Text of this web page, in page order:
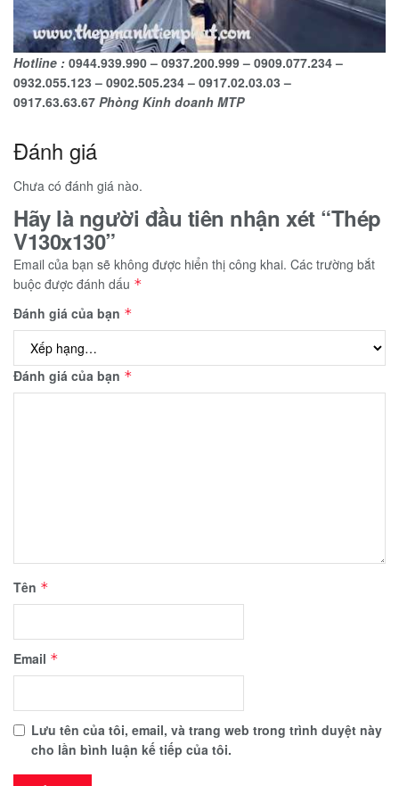
Hotline : 0944.939.990 – 0937.200.999 – 0909.077.234 –
0932.055.123 – 0902.505.234 – 0917.02.03.03 –
0917.63.63.67 Phòng Kinh doanh MTP
Đánh giá
Chưa có đánh giá nào.
Hãy là người đầu tiên nhận xét “Thép
V130x130”
Email của bạn sẽ không được hiển thị công khai. Các trường bắt
buộc được đánh dấu *
Đánh giá của bạn *
Đánh giá của bạn *
Tên *
Email *
Lưu tên của tôi, email, và trang web trong trình duyệt này
cho lần bình luận kế tiếp của tôi.